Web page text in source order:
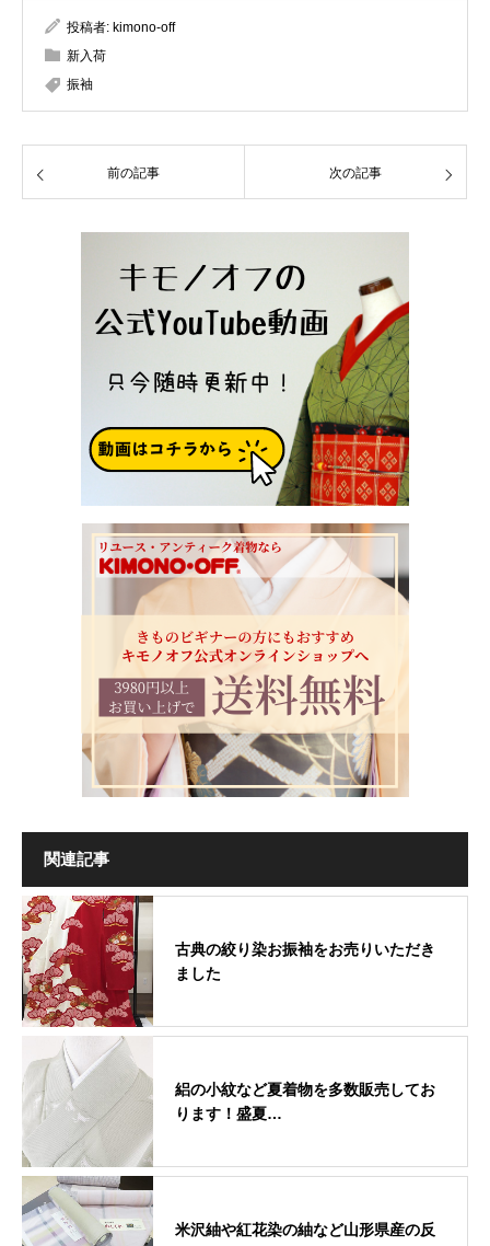
投稿者: kimono-off
新入荷
振袖
前の記事 次の記事
関連記事
古典の絞り染お振袖をお売りいただき
ました
絽の小紋など夏着物を多数販売してお
ります！盛夏…
米沢紬や紅花染の紬など山形県産の反